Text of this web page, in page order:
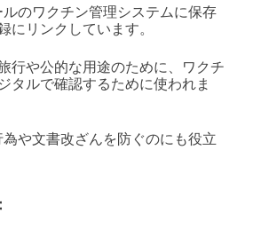
のワクチン管理システムに保存
にリンクしています。
行や公的な用途のために、ワクチ
タルで確認するために使われま
や文書改ざんを防ぐのにも役立